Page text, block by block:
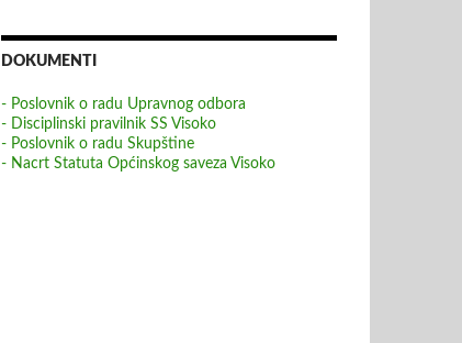
DOKUMENTI
- Poslovnik o radu Upravnog odbora
- Disciplinski pravilnik SS Visoko
- Poslovnik o radu Skupštine
- Nacrt Statuta Općinskog saveza Visoko